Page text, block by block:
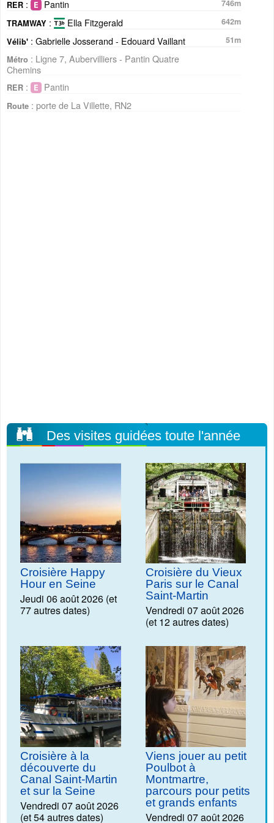
RER : Pantin
746m
TRAMWAY : Ella Fitzgerald
642m
Vélib' : Gabrielle Josserand - Edouard Vaillant
51m
Métro : Ligne 7, Aubervilliers - Pantin Quatre
Chemins
RER : Pantin
Route : porte de La Villette, RN2
Des visites guidées toute l'année
Croisière Happy
Hour en Seine
Jeudi 06 août 2026 (et
77 autres dates)
Croisière du Vieux
Paris sur le Canal
Saint-Martin
Vendredi 07 août 2026
(et 12 autres dates)
Croisière à la
découverte du
Canal Saint-Martin
et sur la Seine
Vendredi 07 août 2026
(et 54 autres dates)
Viens jouer au petit
Poulbot à
Montmartre,
parcours pour petits
et grands enfants
Vendredi 07 août 2026